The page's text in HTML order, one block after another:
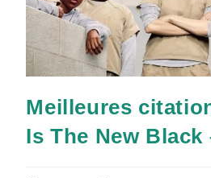
Meilleures
Is The New Black